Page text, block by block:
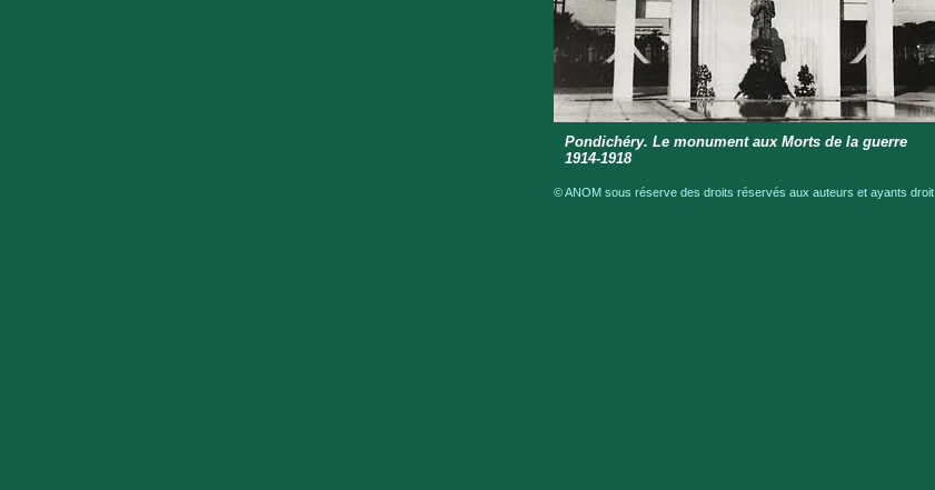
Pondichéry. Le monument aux Morts de la guerre
1914-1918
© ANOM sous réserve des droits réservés aux auteurs et ayants droit